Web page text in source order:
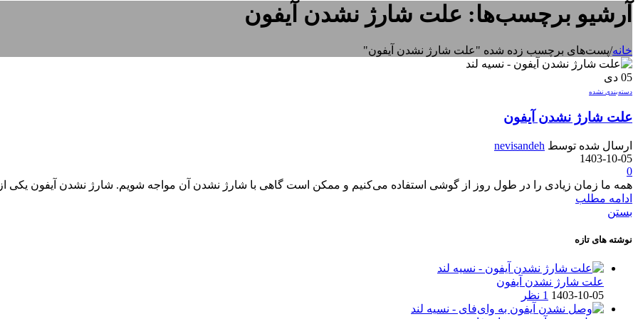
آرشیو برچسب‌ها: علت شارژ نشدن آیفون
خانه/پست‌های برچسب زده شده "علت شارژ نشدن آیفون"
05 دی
دسته‌بندی نشده
علت شارژ نشدن آیفون
ارسال شده توسط nevisandeh
1403-10-05
0
همه ما زمان زیادی را در طول روز از گوشی استفاده می‌کنیم و ممکن است گاهی با شارژ نشدن آن مواجه شویم. شارژ نشدن آیفون یکی
ادامه مطلب
بستن
نوشته های تازه
علت شارژ نشدن آیفون
1403-10-05 1 نظر